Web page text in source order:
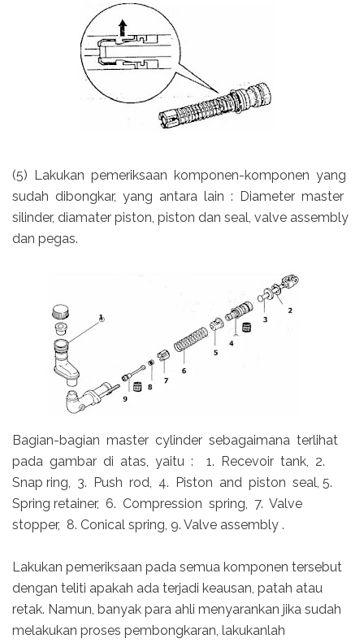
(5) Lakukan pemeriksaan komponen-komponen yang
sudah dibongkar, yang antara lain : Diameter master
silinder, diamater piston, piston dan seal, valve assembly
dan pegas.
Bagian-bagian master cylinder sebagaimana terlihat
pada gambar di atas, yaitu : 1. Recevoir tank, 2.
Snap ring, 3. Push rod, 4. Piston and piston seal, 5.
Spring retainer, 6. Compression spring, 7. Valve
stopper, 8. Conical spring, 9. Valve assembly .
Lakukan pemeriksaan pada semua komponen tersebut
dengan teliti apakah ada terjadi keausan, patah atau
retak. Namun, banyak para ahli menyarankan jika sudah
melakukan proses pembongkaran, lakukanlah